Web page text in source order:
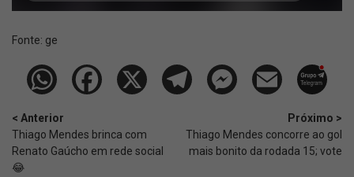
Fonte: ge
< Anterior
Thiago Mendes brinca com
Renato Gaúcho em rede social
😂
Próximo >
Thiago Mendes concorre ao gol
mais bonito da rodada 15; vote